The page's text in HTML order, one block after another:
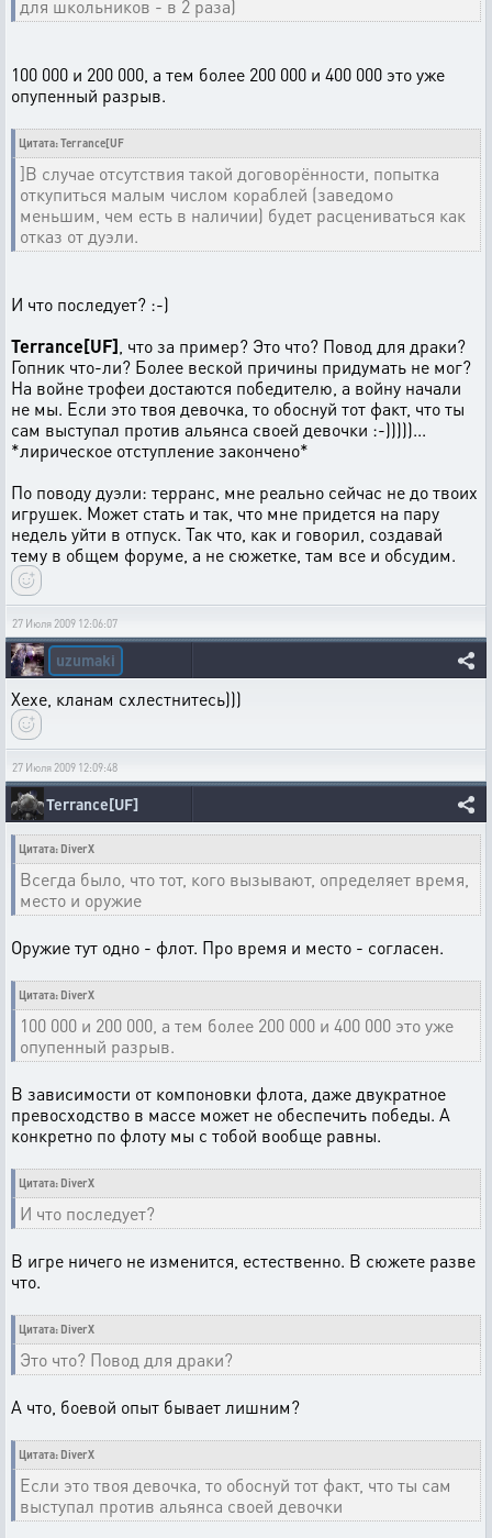
для школьников - в 2 раза)
100 000 и 200 000, а тем более 200 000 и 400 000 это уже
опупенный разрыв.
Цитата: Terrance[UF
]В случае отсутствия такой договорённости, попытка
откупиться малым числом кораблей (заведомо
меньшим, чем есть в наличии) будет расцениваться как
отказ от дуэли.
И что последует? :-)
Terrance[UF], что за пример? Это что? Повод для драки?
Гопник что-ли? Более веской причины придумать не мог?
На войне трофеи достаются победителю, а войну начали
не мы. Если это твоя девочка, то обоснуй тот факт, что ты
сам выступал против альянса своей девочки :-)))))...
*лирическое отступление закончено*
По поводу дуэли: терранс, мне реально сейчас не до твоих
игрушек. Может стать и так, что мне придется на пару
недель уйти в отпуск. Так что, как и говорил, создавай
тему в общем форуме, а не сюжетке, там все и обсудим.
27 Июля 2009 12:06:07
uzumaki
Хехе, кланам схлестнитесь)))
27 Июля 2009 12:09:48
Terrance[UF]
Цитата: DiverX
Всегда было, что тот, кого вызывают, определяет время,
место и оружие
Оружие тут одно - флот. Про время и место - согласен.
Цитата: DiverX
100 000 и 200 000, а тем более 200 000 и 400 000 это уже
опупенный разрыв.
В зависимости от компоновки флота, даже двукратное
превосходство в массе может не обеспечить победы. А
конкретно по флоту мы с тобой вообще равны.
Цитата: DiverX
И что последует?
В игре ничего не изменится, естественно. В сюжете разве
что.
Цитата: DiverX
Это что? Повод для драки?
А что, боевой опыт бывает лишним?
Цитата: DiverX
Если это твоя девочка, то обоснуй тот факт, что ты сам
выступал против альянса своей девочки